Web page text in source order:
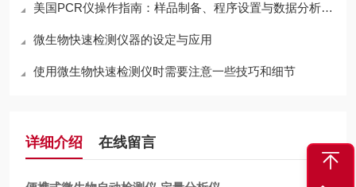
美国PCR仪操作指南：样品制备、程序设置与数据分析全流程
微生物快速检测仪器的设定与应用
使用微生物快速检测仪时需要注意一些技巧和细节
详细介绍 在线留言